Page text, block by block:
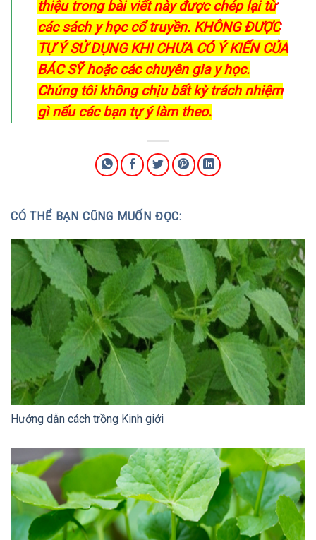
thiệu trong bài viết này được chép lại từ
các sách y học cổ truyền. KHÔNG ĐƯỢC
TỰ Ý SỬ DỤNG KHI CHƯA CÓ Ý KIẾN CỦA
BÁC SỸ hoặc các chuyên gia y học.
Chúng tôi không chịu bất kỳ trách nhiệm
gì nếu các bạn tự ý làm theo.
CÓ THỂ BẠN CŨNG MUỐN ĐỌC:
Hướng dẫn cách trồng Kinh giới